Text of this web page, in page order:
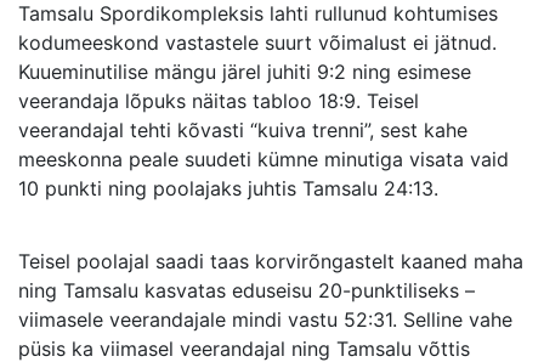
Tamsalu Spordikompleksis lahti rullunud kohtumises
kodumeeskond vastastele suurt võimalust ei jätnud.
Kuueminutilise mängu järel juhiti 9:2 ning esimese
veerandaja lõpuks näitas tabloo 18:9. Teisel
veerandajal tehti kõvasti “kuiva trenni”, sest kahe
meeskonna peale suudeti kümne minutiga visata vaid
10 punkti ning poolajaks juhtis Tamsalu 24:13.
Teisel poolajal saadi taas korvirõngastelt kaaned maha
ning Tamsalu kasvatas eduseisu 20-punktiliseks –
viimasele veerandajale mindi vastu 52:31. Selline vahe
püsis ka viimasel veerandajal ning Tamsalu võttis